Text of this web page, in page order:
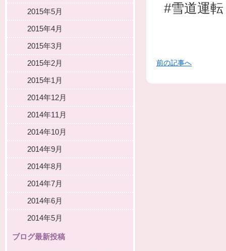
#雪道運転
前の記事へ
2015年5月
2015年4月
2015年3月
2015年2月
2015年1月
2014年12月
2014年11月
2014年10月
2014年9月
2014年8月
2014年7月
2014年6月
2014年5月
ブログ最新投稿